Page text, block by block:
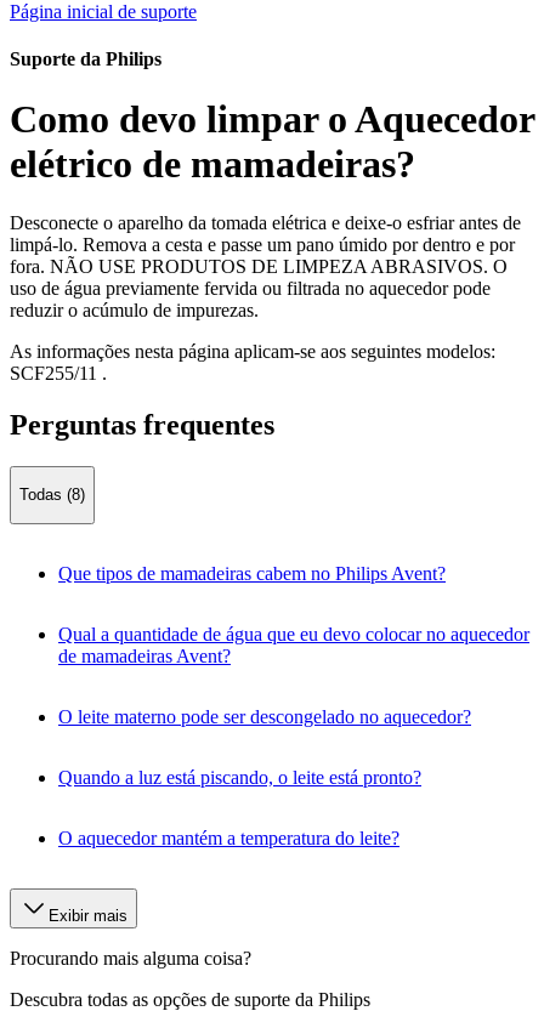
Página inicial de suporte
Suporte da Philips
Como devo limpar o Aquecedor
elétrico de mamadeiras?
Desconecte o aparelho da tomada elétrica e deixe-o esfriar antes de
limpá-lo. Remova a cesta e passe um pano úmido por dentro e por
fora. NÃO USE PRODUTOS DE LIMPEZA ABRASIVOS. O
uso de água previamente fervida ou filtrada no aquecedor pode
reduzir o acúmulo de impurezas.
As informações nesta página aplicam-se aos seguintes modelos:
SCF255/11 .
Perguntas frequentes
Todas (8)
Que tipos de mamadeiras cabem no Philips Avent?
Qual a quantidade de água que eu devo colocar no aquecedor
de mamadeiras Avent?
O leite materno pode ser descongelado no aquecedor?
Quando a luz está piscando, o leite está pronto?
O aquecedor mantém a temperatura do leite?
Exibir mais
Procurando mais alguma coisa?
Descubra todas as opções de suporte da Philips